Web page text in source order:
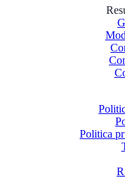
Politica